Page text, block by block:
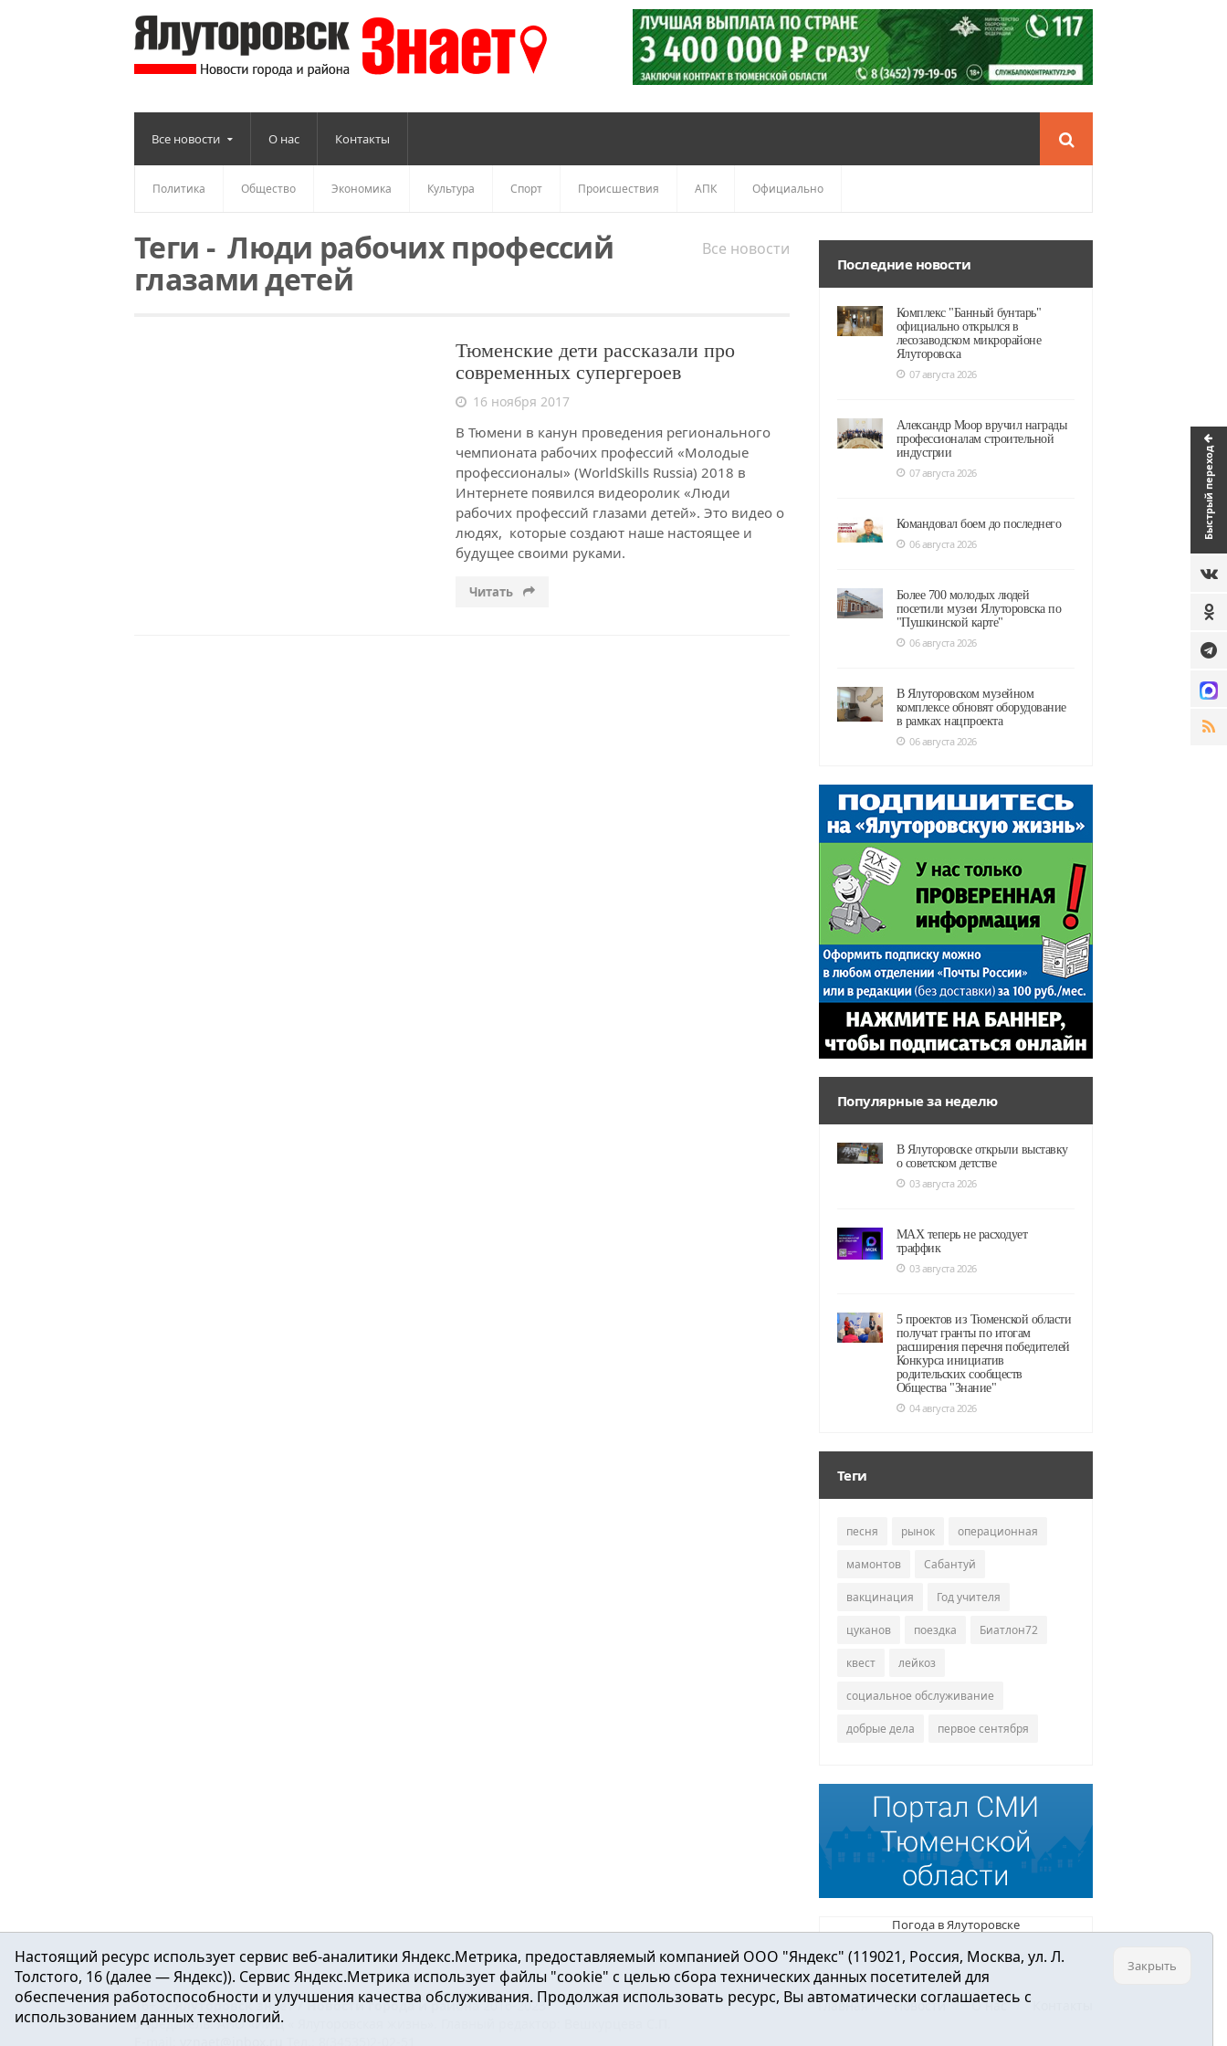
Быстрый переход
Все новости О нас Контакты
Политика Общество Экономика Культура Спорт Происшествия АПК Официально
Все новости
Теги -Люди рабочих профессий
глазами детей
Тюменские дети рассказали про
современных супергероев
16 ноября 2017
В Тюмени в канун проведения регионального
чемпионата рабочих профессий «Молодые
профессионалы» (WorldSkills Russia) 2018 в
Интернете появился видеоролик «Люди
рабочих профессий глазами детей». Это видео о
людях, которые создают наше настоящее и
будущее своими руками.
Читать
Последние новости
Комплекс "Банный бунтарь"
официально открылся в
лесозаводском микрорайоне
Ялуторовска
07 августа 2026
Александр Моор вручил награды
профессионалам строительной
индустрии
07 августа 2026
Командовал боем до последнего
06 августа 2026
Более 700 молодых людей
посетили музеи Ялуторовска по
"Пушкинской карте"
06 августа 2026
В Ялуторовском музейном
комплексе обновят оборудование
в рамках нацпроекта
06 августа 2026
Популярные за неделю
В Ялуторовске открыли выставку
о советском детстве
03 августа 2026
MAX теперь не расходует
траффик
03 августа 2026
5 проектов из Тюменской области
получат гранты по итогам
расширения перечня победителей
Конкурса инициатив
родительских сообществ
Общества "Знание"
04 августа 2026
Теги
песня рынок операционная
мамонтов Сабантуй
вакцинация Год учителя
цуканов поездка Биатлон72
квест лейкоз
социальное обслуживание
добрые дела первое сентября
Погода в Ялуторовске
Главная Новости О нас
16+ ©Ялуторовск знает / Новости города и района2016-2023
Учредитель: АНО «ИИЦ « Ялуторовская жизнь». Главный редактор: Вешкурцева С.П.
Настоящий ресурс использует сервис веб-аналитики Яндекс.Метрика, предоставляемый компанией ООО "Яндекс" (119021, Россия, Москва, ул. Л.
Толстого, 16 (далее — Яндекс)). Сервис Яндекс.Метрика использует файлы "cookie" с целью сбора технических данных посетителей для
обеспечения работоспособности и улучшения качества обслуживания. Продолжая использовать ресурс, Вы автоматически соглашаетесь с
использованием данных технологий.
Закрыть